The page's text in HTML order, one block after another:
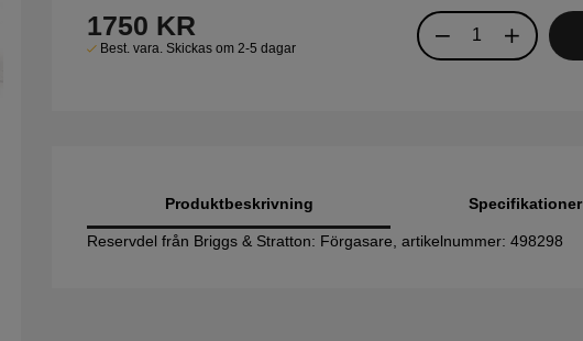
1750 KR
Best. vara. Skickas om 2-5 dagar
Produktbeskrivning
Reservdel från Briggs & Stratton: Förgasare, artikelnummer: 498298
Specifikationer